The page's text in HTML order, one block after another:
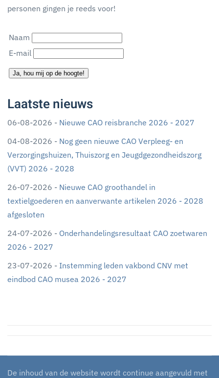
personen gingen je reeds voor!
Naam
E-mail
Ja, hou mij op de hoogte!
Laatste nieuws
06-08-2026 - Nieuwe CAO reisbranche 2026 - 2027
04-08-2026 - Nog geen nieuwe CAO Verpleeg- en
Verzorgingshuizen, Thuiszorg en Jeugdgezondheidszorg
(VVT) 2026 - 2028
26-07-2026 - Nieuwe CAO groothandel in
textielgoederen en aanverwante artikelen 2026 - 2028
afgesloten
24-07-2026 - Onderhandelingsresultaat CAO zoetwaren
2026 - 2027
23-07-2026 - Instemming leden vakbond CNV met
eindbod CAO musea 2026 - 2027
De inhoud van de website wordt continue aangevuld met